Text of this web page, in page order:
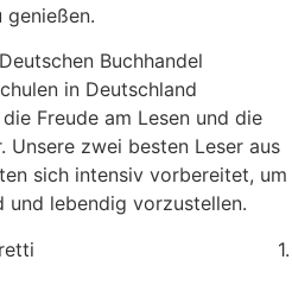
genießen.
Buchhandel
in Deutschland
Freude am Lesen und die
Unsere zwei besten Leser aus
sich intensiv vorbereitet, um
und lebendig vorzustellen.
Gorgoretti 1.